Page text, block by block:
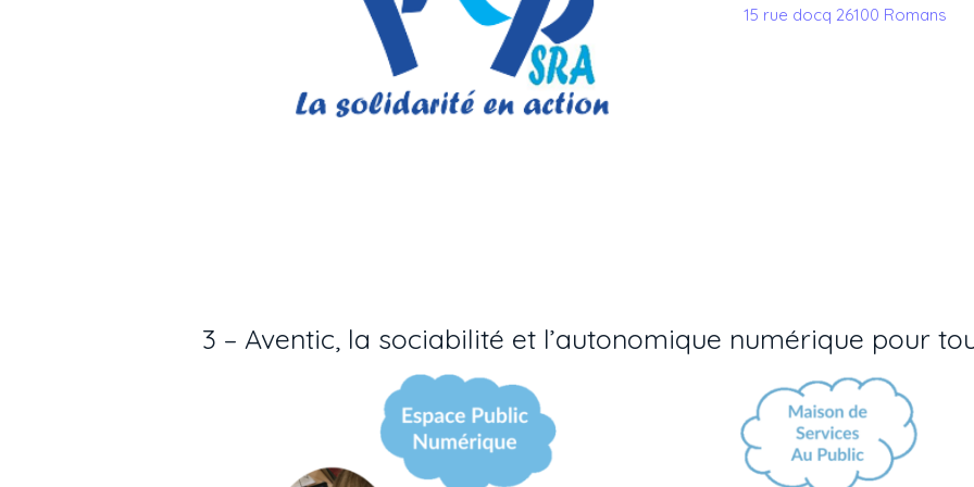
15 rue docq 26100 Romans
3 –Aventic, la sociabilité et l’autonomique numérique pour